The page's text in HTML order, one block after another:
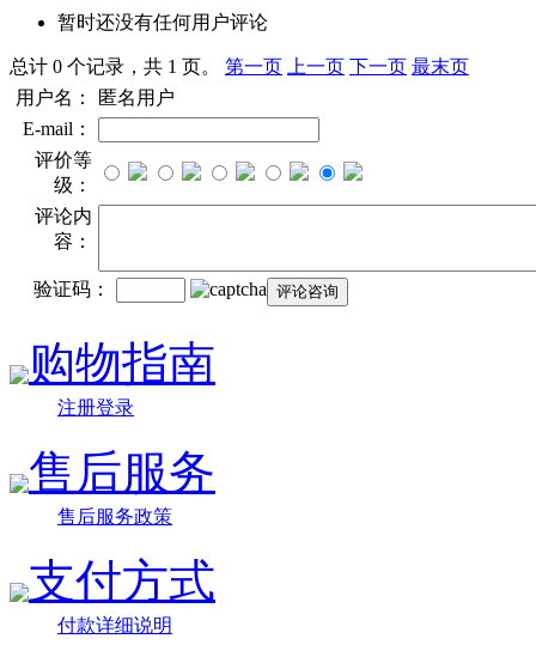
暂时还没有任何用户评论
总计 0 个记录，共 1 页。 第一页 上一页 下一页 最末页
用户名：
匿名用户
E-mail：
评价等
级：
评论内
容：
验证码：
购物指南
注册登录
售后服务
售后服务政策
支付方式
付款详细说明